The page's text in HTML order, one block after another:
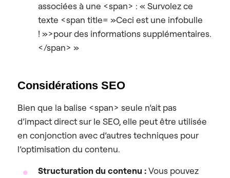
associées à une <span> : « Survolez ce
texte <span title= »Ceci est une infobulle
! »>pour des informations supplémentaires.
</span> »
Considérations SEO
Bien que la balise <span> seule n’ait pas
d’impact direct sur le SEO, elle peut être utilisée
en conjonction avec d’autres techniques pour
l’optimisation du contenu.
Structuration du contenu :Vous pouvez